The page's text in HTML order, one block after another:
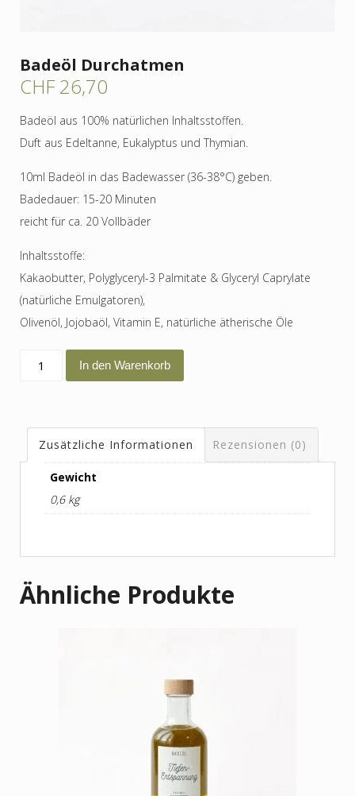
Badeöl Durchatmen
CHF26,70
Badeöl aus 100% natürlichen Inhaltsstoffen.
Duft aus Edeltanne, Eukalyptus und Thymian.
10ml Badeöl in das Badewasser (36-38°C) geben.
Badedauer: 15-20 Minuten
reicht für ca. 20 Vollbäder
Inhaltsstoffe:
Kakaobutter, Polyglyceryl-3 Palmitate & Glyceryl Caprylate
(natürliche Emulgatoren),
Olivenöl, Jojobaöl, Vitamin E, natürliche ätherische Öle
Badeöl
Durchatmen
In den Warenkorb
Zusätzliche Informationen Rezensionen (0)
Gewicht
0,6 kg
Ähnliche Produkte